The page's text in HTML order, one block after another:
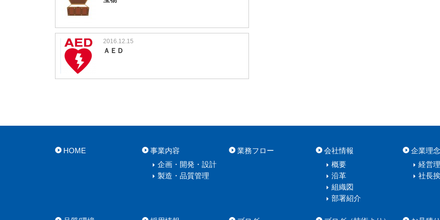
2016.12.15
ＡＥＤ
HOME
事業内容
企画・開発・設計
製造・品質管理
業務フロー
会社情報
概要
沿革
組織図
部署紹介
企業理念
経営
社長